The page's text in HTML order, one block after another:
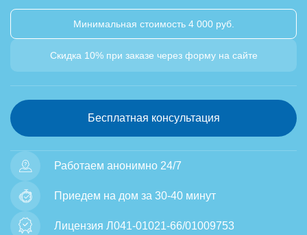
Минимальная стоимость 4 000 руб.
Скидка 10% при заказе через форму на сайте
Бесплатная консультация
Работаем анонимно 24/7
Приедем на дом за 30-40 минут
Лицензия Л041-01021-66/01009753